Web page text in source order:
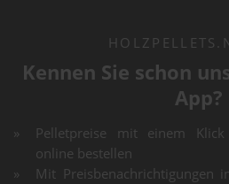
Kennen Sie schon
App?
Pelletpreise mit einem
online bestellen
Mit Preisbenachrichtigungen